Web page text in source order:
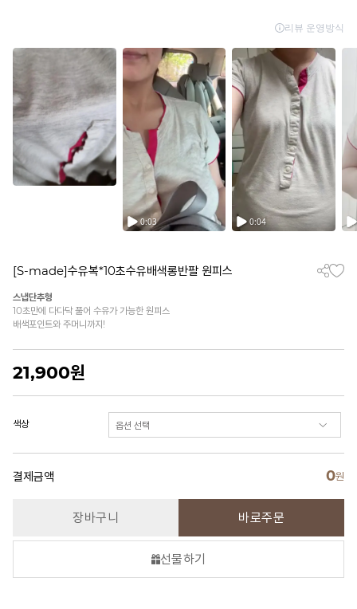
[S-made]수유복*10초수유배색롱반팔 원피스
스냅단추형
10초만에 다다닥 풀어 수유가 가능한 원피스
배색포인트와 주머니까지!
21,900원
색상
결제금액 0원
장바구니 바로주문
선물하기